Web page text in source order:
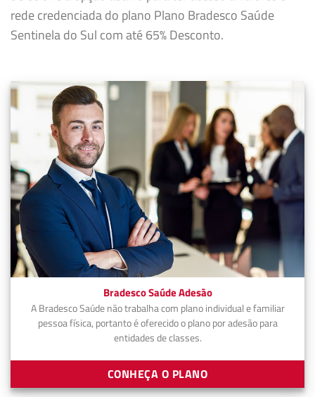
rede credenciada do plano Plano Bradesco Saúde
Sentinela do Sul com até 65% Desconto.
Bradesco Saúde Adesão
A Bradesco Saúde não trabalha com plano individual e familiar
pessoa física, portanto é oferecido o plano por adesão para
entidades de classes.
CONHEÇA O PLANO